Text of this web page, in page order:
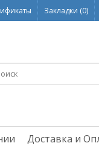
Закладки (0)
Доставка и